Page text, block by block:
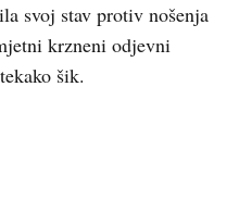
svoj stav protiv nošenja
krzneni odjevni
šik.